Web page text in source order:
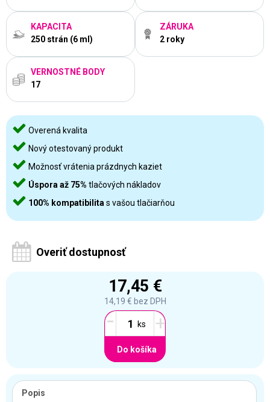
KAPACITA
250 strán (6 ml)
ZÁRUKA
2 roky
VERNOSTNÉ BODY
17
Overená kvalita
Nový otestovaný produkt
Možnosť vrátenia prázdnych kaziet
Úspora až 75% tlačových nákladov
100% kompatibilita s vašou tlačiarňou
Overiť dostupnosť
17,45 €
14,19 € bez DPH
- +
Do košíka
Popis